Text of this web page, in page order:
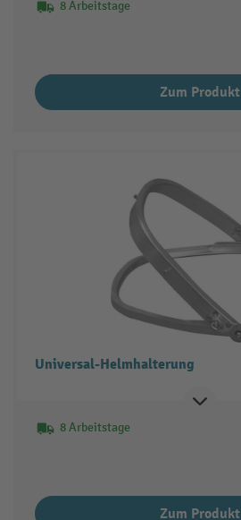
8 Arbeitstage
Zum Produkt
Universal-Helmhalterung
8 Arbeitstage
Zum Produkt